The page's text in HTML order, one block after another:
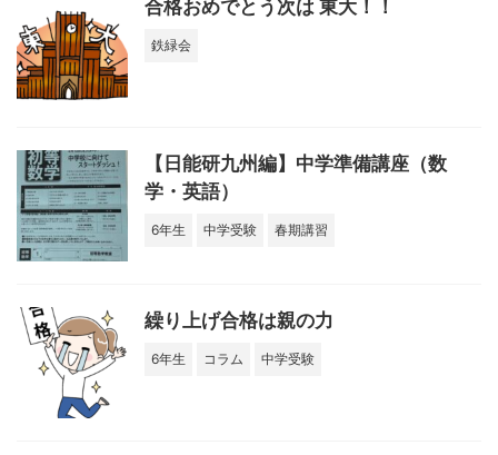
合格おめでとう次は 東大！！
鉄緑会
【日能研九州編】中学準備講座（数
学・英語）
6年生 中学受験 春期講習
繰り上げ合格は親の力
6年生 コラム 中学受験